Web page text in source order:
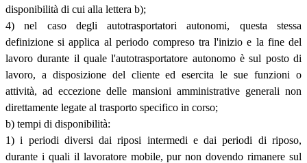
disponibilità di cui alla lettera b);
4) nel caso degli autotrasportatori autonomi, questa stessa
definizione si applica al periodo compreso tra l'inizio e la fine del
lavoro durante il quale l'autotrasportatore autonomo è sul posto di
lavoro, a disposizione del cliente ed esercita le sue funzioni o
attività, ad eccezione delle mansioni amministrative generali non
direttamente legate al trasporto specifico in corso;
b) tempi di disponibilità:
1) i periodi diversi dai riposi intermedi e dai periodi di riposo,
durante i quali il lavoratore mobile, pur non dovendo rimanere sul